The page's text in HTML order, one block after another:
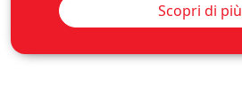
Scopri di più